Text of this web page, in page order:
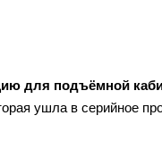
для подъёмной
ушла в серийное